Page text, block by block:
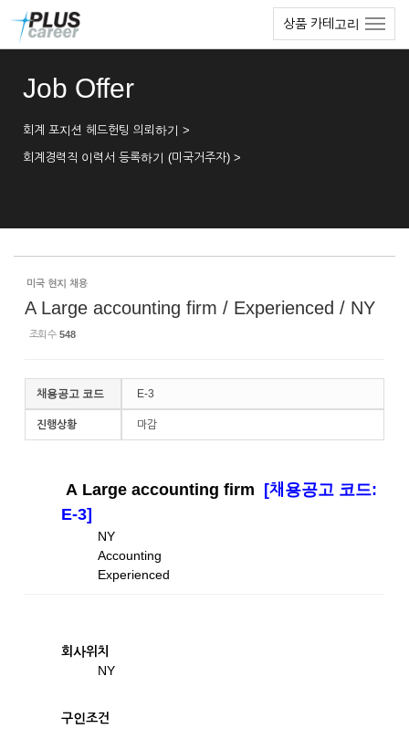
상품 카테고리
Job Offer
회계 포지션 헤드헌팅 의뢰하기 >
회계경력직 이력서 등록하기 (미국거주자) >
미국 현지 채용
A Large accounting firm / Experienced / NY
조회 수 548
채용공고 코드 E-3
진행상황 마감
A Large accounting firm
[채용공고 코드:
E-3]
NY
Accounting
Experienced
회사위치
NY
구인조건